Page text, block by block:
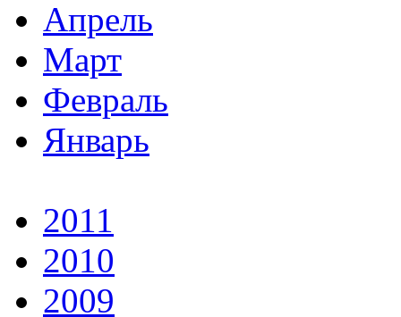
Апрель
Март
Февраль
Январь
2011
2010
2009